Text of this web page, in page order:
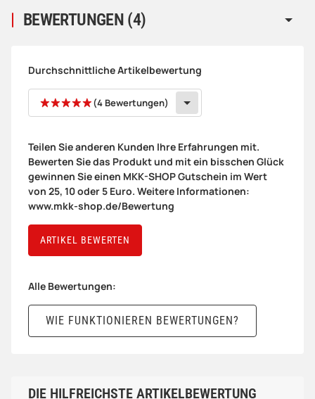
BEWERTUNGEN (4)
Durchschnittliche Artikelbewertung
(4 Bewertungen)
Teilen Sie anderen Kunden Ihre Erfahrungen mit.
Bewerten Sie das Produkt und mit ein bisschen Glück
gewinnen Sie einen MKK-SHOP Gutschein im Wert
von 25, 10 oder 5 Euro. Weitere Informationen:
www.mkk-shop.de/Bewertung
ARTIKEL BEWERTEN
Alle Bewertungen:
WIE FUNKTIONIEREN BEWERTUNGEN?
DIE HILFREICHSTE ARTIKELBEWERTUNG